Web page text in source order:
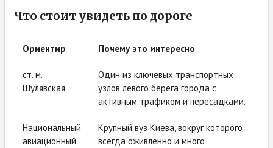
Что стоит увидеть по дороге
Ориентир Почему это интересно
ст. м.
Шулявская
Один из ключевых транспортных
узлов левого берега города с
активным трафиком и пересадками.
Национальный
авиационный
Крупный вуз Киева, вокруг которого
всегда оживленно и много